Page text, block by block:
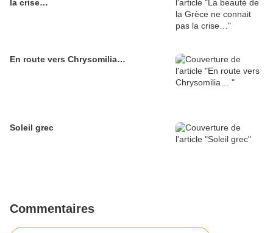
la crise…
En route vers Chrysomilia…
Soleil grec
Commentaires